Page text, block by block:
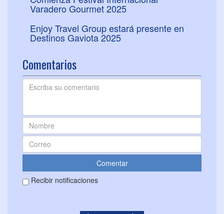
Varadero Gourmet 2025
Enjoy Travel Group estará presente en
Destinos Gaviota 2025
Comentarios
Recibir notificaciones